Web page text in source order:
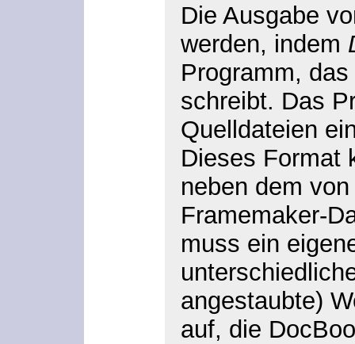
Die Ausgabe
werden, indem
Programm,
schreibt. Das
Quelldateien
Dieses Format
neben dem
Framemaker-
muss ein
angestaubte)
auf, die